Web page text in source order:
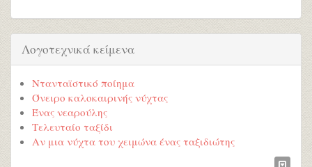
Λογοτεχνικά κείμενα
Ντανταϊστικό ποίημα
Όνειρο καλοκαιρινής νύχτας
Ένας νεαρούλης
Τελευταίο ταξίδι
Αν μια νύχτα του χειμώνα ένας ταξιδιώτης